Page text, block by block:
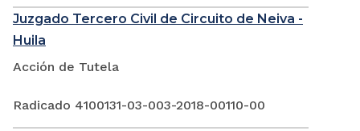
Juzgado Tercero Civil de Circuito de Neiva -
Huila
Acción de Tutela
Radicado 4100131-03-003-2018-00110-00